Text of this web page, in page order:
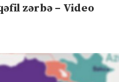
zərbə – Video